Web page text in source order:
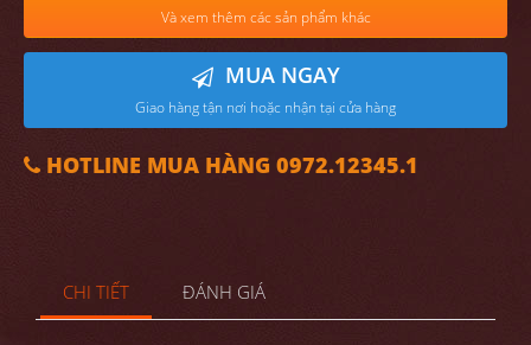
Và xem thêm các sản phẩm khác
MUA NGAY
Giao hàng tận nơi hoặc nhận tại cửa hàng
HOTLINE MUA HÀNG 0972.12345.1
CHI TIẾT ĐÁNH GIÁ